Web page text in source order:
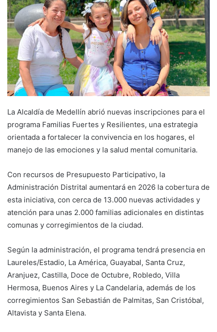
La Alcaldía de Medellín abrió nuevas inscripciones para el
programa Familias Fuertes y Resilientes, una estrategia
orientada a fortalecer la convivencia en los hogares, el
manejo de las emociones y la salud mental comunitaria.
Con recursos de Presupuesto Participativo, la
Administración Distrital aumentará en 2026 la cobertura de
esta iniciativa, con cerca de 13.000 nuevas actividades y
atención para unas 2.000 familias adicionales en distintas
comunas y corregimientos de la ciudad.
Según la administración, el programa tendrá presencia en
Laureles/Estadio, La América, Guayabal, Santa Cruz,
Aranjuez, Castilla, Doce de Octubre, Robledo, Villa
Hermosa, Buenos Aires y La Candelaria, además de los
corregimientos San Sebastián de Palmitas, San Cristóbal,
Altavista y Santa Elena.